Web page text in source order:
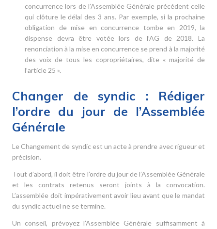
concurrence lors de l’Assemblée Générale précédent celle
qui clôture le délai des 3 ans. Par exemple, si la prochaine
obligation de mise en concurrence tombe en 2019, la
dispense devra être votée lors de l’AG de 2018. La
renonciation à la mise en concurrence se prend à la majorité
des voix de tous les copropriétaires, dite « majorité de
l’article 25 ».
Changer de syndic : Rédiger
l’ordre du jour de l’Assemblée
Générale
Le Changement de syndic est un acte à prendre avec rigueur et
précision.
Tout d’abord, il doit être l’ordre du jour de l’Assemblée Générale
et les contrats retenus seront joints à la convocation.
L’assemblée doit impérativement avoir lieu avant que le mandat
du syndic actuel ne se termine.
Un conseil, prévoyez l’Assemblée Générale suffisamment à